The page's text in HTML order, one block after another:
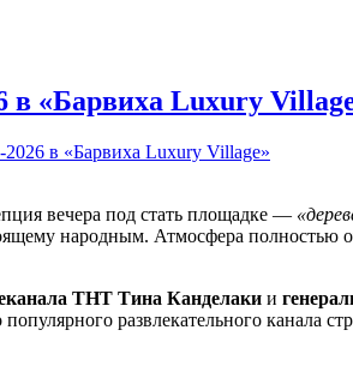
в «Барвиха Luxury
в «Барвиха Luxury Village»
вечера под стать площадке —
народным. Атмосфера полностью
ТНТ Тина Канделаки и
развлекательного канала